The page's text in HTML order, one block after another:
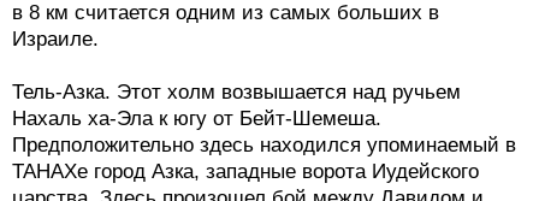
в 8 км считается одним из самых больших в
Израиле.
Тель-Азка. Этот холм возвышается над ручьем
Нахаль ха-Эла к югу от Бейт-Шемеша.
Предположительно здесь находился упоминаемый в
ТАНАХе город Азка, западные ворота Иудейского